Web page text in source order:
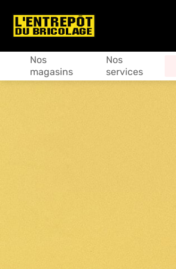
Nos
magasins
Nos
services